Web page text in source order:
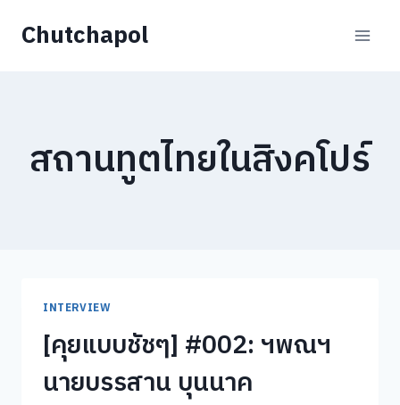
Chutchapol
สถานทูตไทยในสิงคโปร์
INTERVIEW
[คุยแบบชัชๆ] #002: ฯพณฯ
นายบรรสาน บุนนาค